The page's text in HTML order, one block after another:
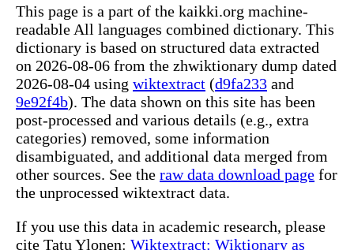
This page is a part of the kaikki.org machine-
readable All languages combined dictionary. This
dictionary is based on structured data extracted
on 2026-08-06 from the zhwiktionary dump dated
2026-08-04 using wiktextract (d9fa233 and
9e92f4b). The data shown on this site has been
post-processed and various details (e.g., extra
categories) removed, some information
disambiguated, and additional data merged from
other sources. See the raw data download page for
the unprocessed wiktextract data.
If you use this data in academic research, please
cite Tatu Ylonen: Wiktextract: Wiktionary as